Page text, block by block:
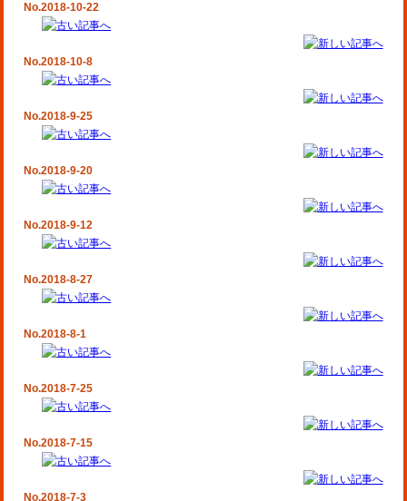
No.2018-10-22
No.2018-10-8
No.2018-9-25
No.2018-9-20
No.2018-9-12
No.2018-8-27
No.2018-8-1
No.2018-7-25
No.2018-7-15
No.2018-7-3